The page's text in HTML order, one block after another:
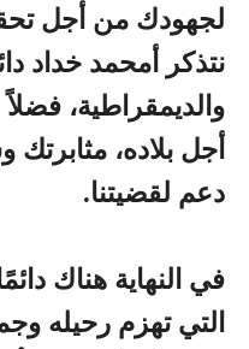
لجهودك من أجل
نتذكر أمحمد خداد
والديمقراطية،
أجل بلاده،
دعم لقضيتنا.
في النهاية هناك
التي تهزم رحيله